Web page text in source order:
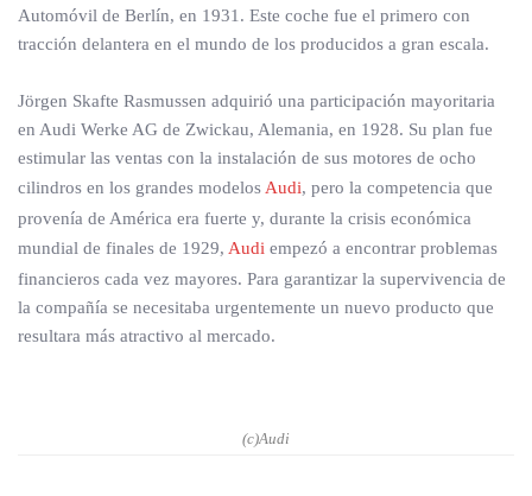
Automóvil de Berlín, en 1931. Este coche fue el primero con
tracción delantera en el mundo de los producidos a gran escala.
Jörgen Skafte Rasmussen adquirió una participación mayoritaria
en Audi Werke AG de Zwickau, Alemania, en 1928. Su plan fue
estimular las ventas con la instalación de sus motores de ocho
cilindros en los grandes modelos Audi, pero la competencia que
provenía de América era fuerte y, durante la crisis económica
mundial de finales de 1929, Audi empezó a encontrar problemas
financieros cada vez mayores. Para garantizar la supervivencia de
la compañía se necesitaba urgentemente un nuevo producto que
resultara más atractivo al mercado.
(c)Audi